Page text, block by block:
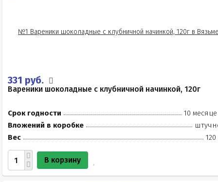
331 руб.
Вареники шоколадные с клубничной начинкой, 120г
Срок годности
10
Вложений в коробке
Вес
120
В корзину